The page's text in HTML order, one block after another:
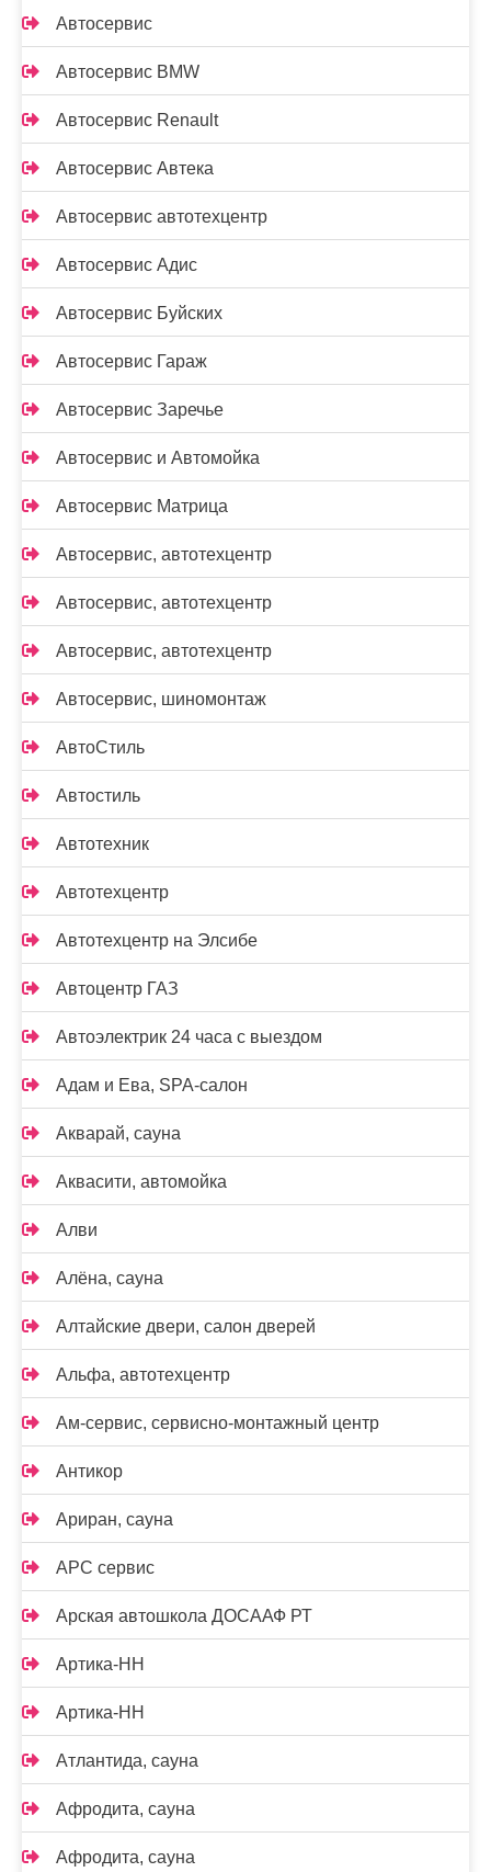
Автосервис
Автосервис BMW
Автосервис Renault
Автосервис Автека
Автосервис автотехцентр
Автосервис Адис
Автосервис Буйских
Автосервис Гараж
Автосервис Заречье
Автосервис и Автомойка
Автосервис Матрица
Автосервис, автотехцентр
Автосервис, автотехцентр
Автосервис, автотехцентр
Автосервис, шиномонтаж
АвтоСтиль
Автостиль
Автотехник
Автотехцентр
Автотехцентр на Элсибе
Автоцентр ГАЗ
Автоэлектрик 24 часа с выездом
Адам и Ева, SPA-салон
Акварай, сауна
Аквасити, автомойка
Алви
Алёна, сауна
Алтайские двери, салон дверей
Альфа, автотехцентр
Ам-сервис, сервисно-монтажный центр
Антикор
Ариран, сауна
АРС сервис
Арская автошкола ДОСААФ РТ
Артика-НН
Артика-НН
Атлантида, сауна
Афродита, сауна
Афродита, сауна